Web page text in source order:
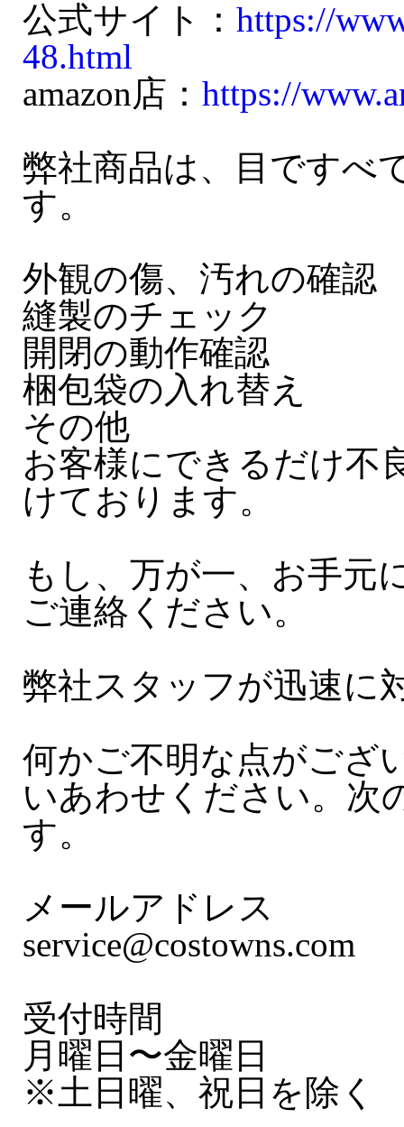
公式サイト： https://
48.html
amazon店： https://
弊社商品は、目ですべ
す。
外観の傷、汚れの確認
縫製のチェック
開閉の動作確認
梱包袋の入れ替え
その他
お客様にできるだけ不
けております。
もし、万が一、お手元
ご連絡ください。
弊社スタッフが迅速に
何かご不明な点がござ
いあわせください。次
す。
メールアドレス
service@costowns.com
受付時間
月曜日〜金曜日
※土日曜、祝日を除く